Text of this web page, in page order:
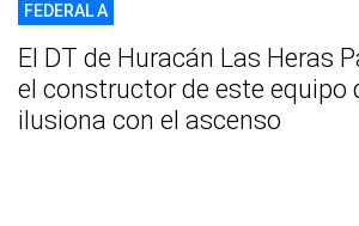
FEDERAL A
El DT de Huracán Las Heras
el constructor de este equipo
ilusiona con el ascenso